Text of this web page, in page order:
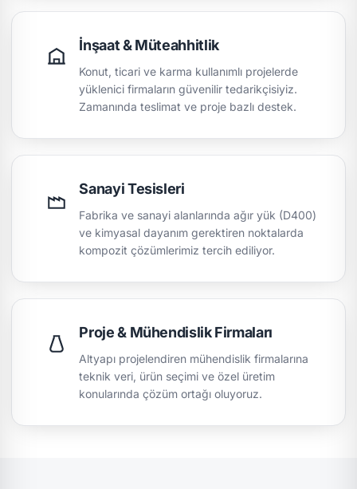
İnşaat & Müteahhitlik
Konut, ticari ve karma kullanımlı projelerde
yüklenici firmaların güvenilir tedarikçisiyiz.
Zamanında teslimat ve proje bazlı destek.
Sanayi Tesisleri
Fabrika ve sanayi alanlarında ağır yük (D400)
ve kimyasal dayanım gerektiren noktalarda
kompozit çözümlerimiz tercih ediliyor.
Proje & Mühendislik Firmaları
Altyapı projelendiren mühendislik firmalarına
teknik veri, ürün seçimi ve özel üretim
konularında çözüm ortağı oluyoruz.